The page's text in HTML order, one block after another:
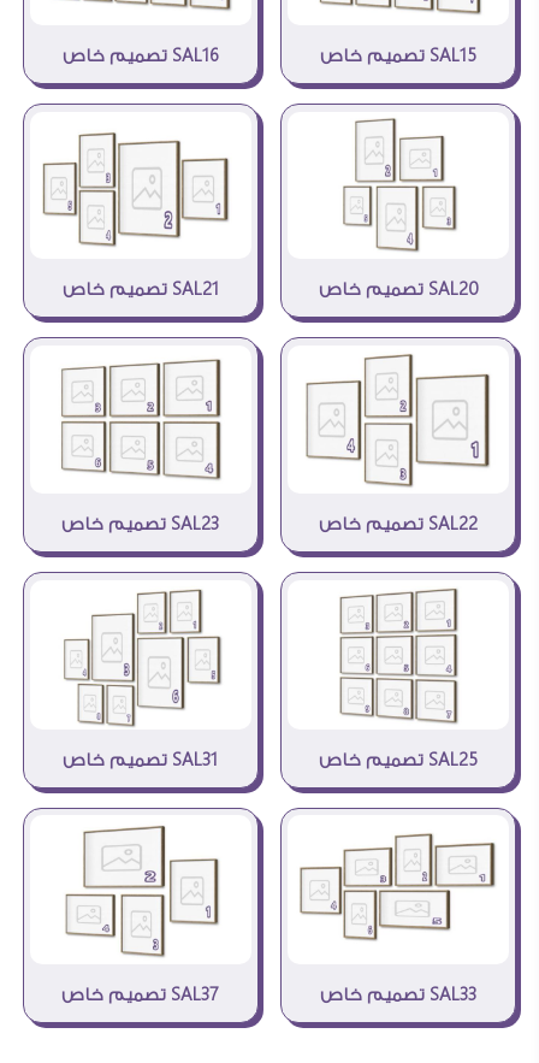
SAL15 تصميم خاص SAL16 تصميم خاص
SAL20 تصميم خاص SAL21 تصميم خاص
SAL22 تصميم خاص SAL23 تصميم خاص
SAL25 تصميم خاص SAL31 تصميم خاص
SAL33 تصميم خاص SAL37 تصميم خاص